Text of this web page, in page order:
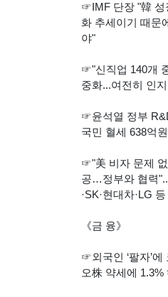
☞IMF 단장 "韓 성
화 추세이기 때문
야"
☞"신직업 140개
중화...여전히 인
☞윤석열 정부
국민 혈세 638억
☞"美 비자 문제
공…정부와 협력
·SK·현대차·LG
《금 융》
☞외국인 ‘팔자’
오株 약세에